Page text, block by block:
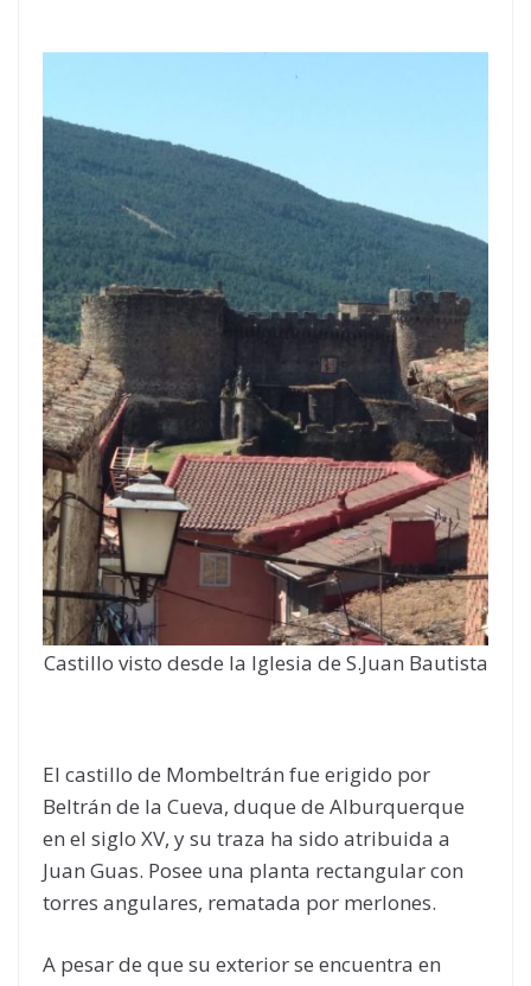
Castillo visto desde la Iglesia de S.Juan Bautista
El castillo de Mombeltrán fue erigido por
Beltrán de la Cueva, duque de Alburquerque
en el siglo XV, y su traza ha sido atribuida a
Juan Guas. Posee una planta rectangular con
torres angulares, rematada por merlones.
A pesar de que su exterior se encuentra en